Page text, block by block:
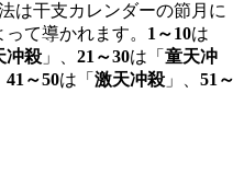
は干支カレンダーの節月に
て導かれます。 1～10は
冲殺 」、 21～30は「 童天冲
41～50は「 激天冲殺 」、 51～